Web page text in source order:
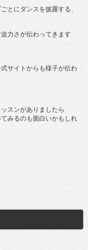
とにダンスを披露する、
力さが伝わってきます
サイトからも様子が伝わ
スンがありましたら
みるのも面白いかもしれ